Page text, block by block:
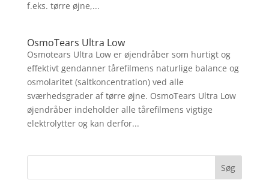
f.eks. tørre øjne,...
OsmoTears Ultra Low
Osmotears Ultra Low er øjendråber som hurtigt og
effektivt gendanner tårefilmens naturlige balance og
osmolaritet (saltkoncentration) ved alle
sværhedsgrader af tørre øjne. OsmoTears Ultra Low
øjendråber indeholder alle tårefilmens vigtige
elektrolytter og kan derfor...